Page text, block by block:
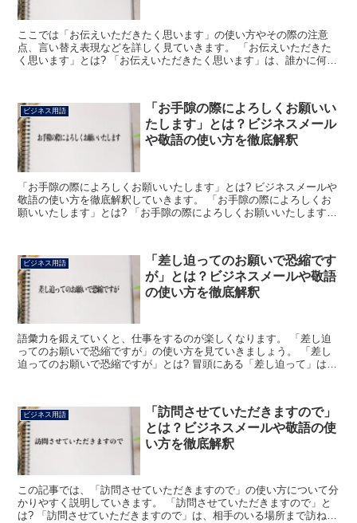
ここでは「お伝えいただきたく思います」の使い方やその際の注意
点、言い替え表現などを詳しく見ていきます。 「お伝えいただきた
く思います」とは? 「お伝えいただきたく思います」は、誰かに何か
ビジネス用語
「お手隙の際によろしくお願いい
たします」とは？ビジネスメール
や敬語の使い方を徹底解釈
「お手隙の際によろしくお願いいたします」とは? ビジネスメールや
敬語の使い方を徹底解釈していきます。 「お手隙の際によろしくお
願いいたします」とは? 「お手隙の際によろしくお願いいたします」
ビジネス用語
「差し迫ってのお願いで恐縮です
が」とは？ビジネスメールや敬語
の使い方を徹底解釈
語彙力を鍛えていくと、仕事をするのが楽しくなります。 「差し迫
ってのお願いで恐縮ですが」の使い方を見ていきましょう。 「差し
迫ってのお願いで恐縮ですが」とは? 冒頭にある「差し迫って」は
ビジネス用語
「訪問させていただきますので」
とは？ビジネスメールや敬語の使
い方を徹底解釈
この記事では、「訪問させていただきますので」の使い方について分
かりやすく説明していきます。 「訪問させていただきますので」と
は? 「訪問させていただきますので」は、相手のいる場所まで訪ねて